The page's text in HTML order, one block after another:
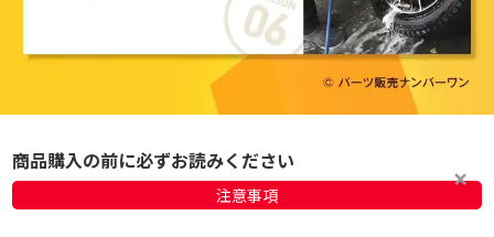
商品購入の前に必ずお読みください
注意事項